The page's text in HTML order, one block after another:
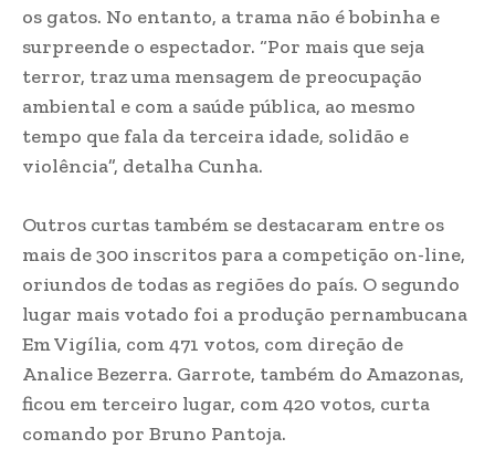
os gatos. No entanto, a trama não é bobinha e
surpreende o espectador. “Por mais que seja
terror, traz uma mensagem de preocupação
ambiental e com a saúde pública, ao mesmo
tempo que fala da terceira idade, solidão e
violência”, detalha Cunha.
Outros curtas também se destacaram entre os
mais de 300 inscritos para a competição on-line,
oriundos de todas as regiões do país. O segundo
lugar mais votado foi a produção pernambucana
Em Vigília, com 471 votos, com direção de
Analice Bezerra. Garrote, também do Amazonas,
ficou em terceiro lugar, com 420 votos, curta
comando por Bruno Pantoja.